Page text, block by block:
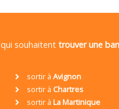
souhaitent trouver une
sortir à Avignon
sortir à Chartres
sortir à La Martinique